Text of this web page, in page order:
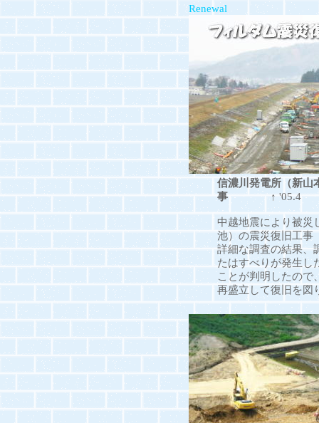
Renewal
信濃川発電所（新山
事↑ '05.4
中越地震により被災
池）の震災復旧工事
詳細な調査の結果、
たはすべりが発生し
ことが判明したので
再盛立して復旧を図